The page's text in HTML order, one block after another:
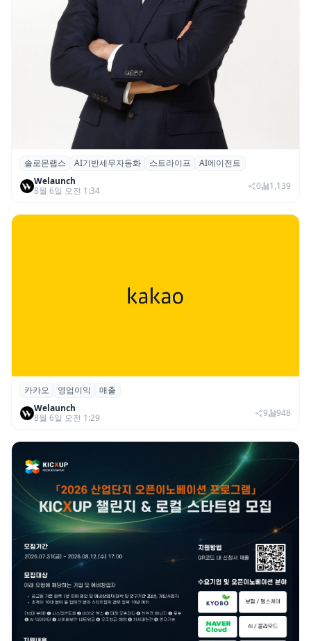
솔로몬랩스, 스트라이프 출신 이창헌 영입…
절세 전략 AI 에이전트 개발 본격화
솔로몬랩스 AI기반세무자동화 스트라이프
AI에이전트
Welaunch
8월 6일 오전 1:34
0 1,139
카카오, 2026년 2분기 매출 2조985억·영업
이익 2770억…역대 분기 최대
카카오 영업이익
매출
Welaunch
8월 6일 오전 1:29
9 948